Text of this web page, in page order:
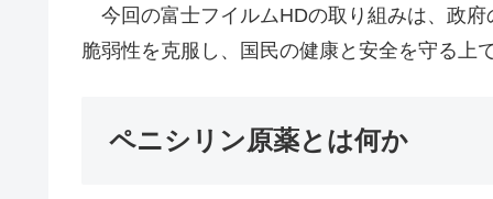
今回の富士フイルムHDの取り組みは、政
脆弱性を克服し、国民の健康と安全を守る上
ペニシリン原薬とは何か